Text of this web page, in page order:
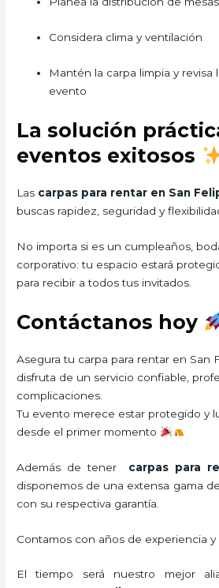
Considera clima y ventilación
Mantén la carpa limpia y revisa
evento
La solución
eventos exitosos
Las carpas para rentar en San
buscas rapidez, seguridad y
No importa si es un cumpleaños,
corporativo: tu espacio estará
para recibir a todos tus invitados.
Contáctanos hoy
Asegura tu carpa para rentar en San
disfruta de un servicio confiable,
complicaciones.
Tu evento merece estar protegido y
desde el primer momento
Además de tener carpas para
disponemos de una extensa gama
con su respectiva garantía.
Contamos con años de experiencia y
El tiempo será nuestro mejor